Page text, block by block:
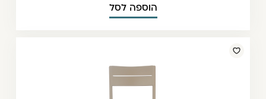
הוספה לסל